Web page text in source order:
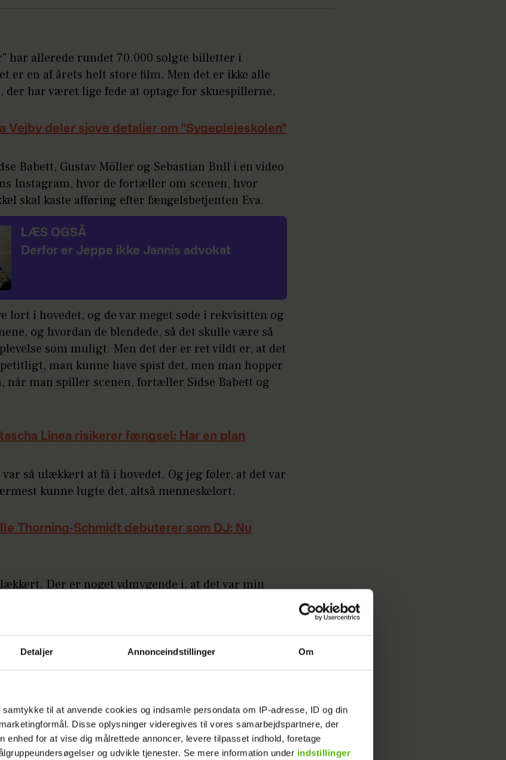
Detaljer Annonceindstillinger Om
til at anvende cookies og indsamle persondata om IP-adresse, ID og din
Disse oplysninger videregives til vores samarbejdspartnere, der
enhed for at vise dig målrettede annoncer, levere tilpasset indhold, foretage
og udvikle tjenester. Se mere information under indstillinger
har allerede rundet 70.000 solgte billetter i
er en af årets helt store film. Men det er ikke alle
der har været lige fede at optage for skuespillerne.
Vejby deler sjove detaljer om "Sygeplejeskolen"
Babett, Gustav Möller og Sebastian Bull i en video
Instagram, hvor de fortæller om scenen, hvor
skal kaste afføring efter fængelsbetjenten Eva.
LÆS OGSÅ
Derfor er Jeppe ikke Jannis advokat
lort i hovedet, og de var meget søde i rekvisitten og
og hvordan de blendede, så det skulle være så
som muligt. Men det der er ret vildt er, at det
man kunne have spist det, men man hopper
når man spiller scenen, fortæller Sidse Babett og
Linea risikerer fængsel: Har en plan
var så ulækkert at få i hovedet. Og jeg føler, at det var
kunne lugte det, altså menneskelort.
Thorning-Schmidt debuterer som DJ: Nu
Der er noget ydmygende i, at det var min
Bull, hvortil Sidse Babett bryder ud i et grin.
herunder: